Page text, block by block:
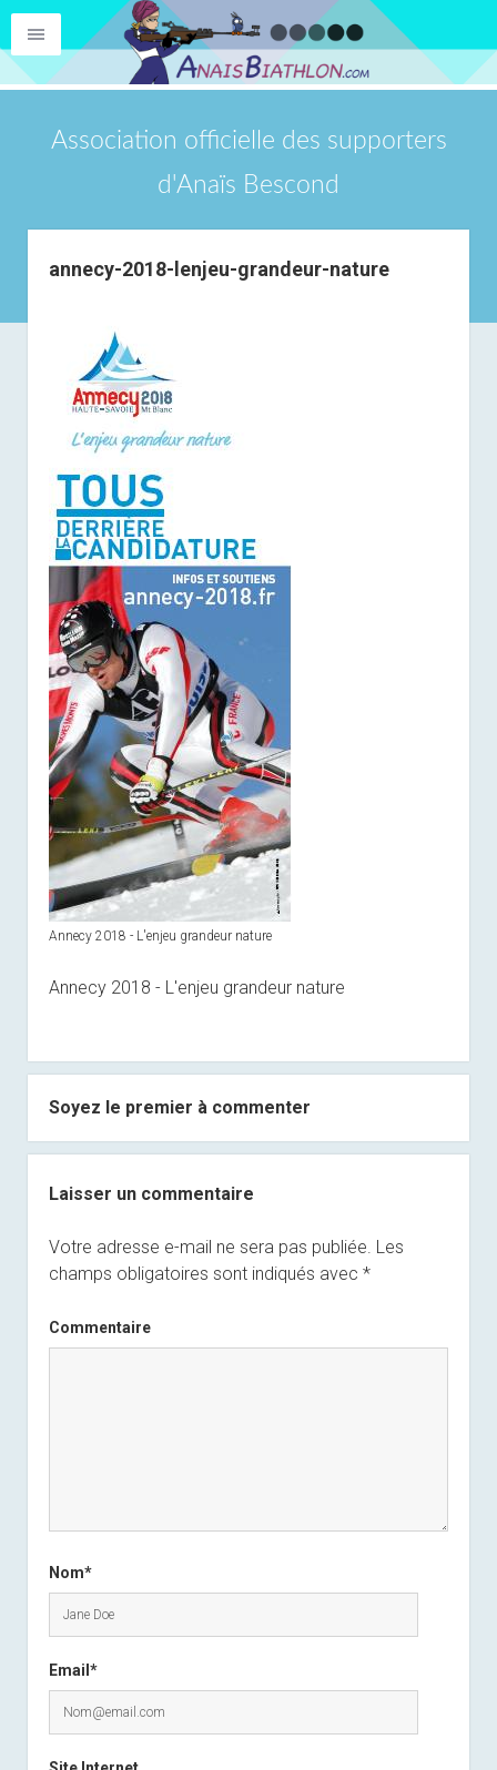
Association officielle des supporters
d'Anaïs Bescond
annecy-2018-lenjeu-grandeur-nature
Annecy 2018 - L'enjeu grandeur nature
Annecy 2018 - L'enjeu grandeur nature
Soyez le premier à commenter
Laisser un commentaire
Votre adresse e-mail ne sera pas publiée. Les
champs obligatoires sont indiqués avec *
Commentaire
Nom*
Email*